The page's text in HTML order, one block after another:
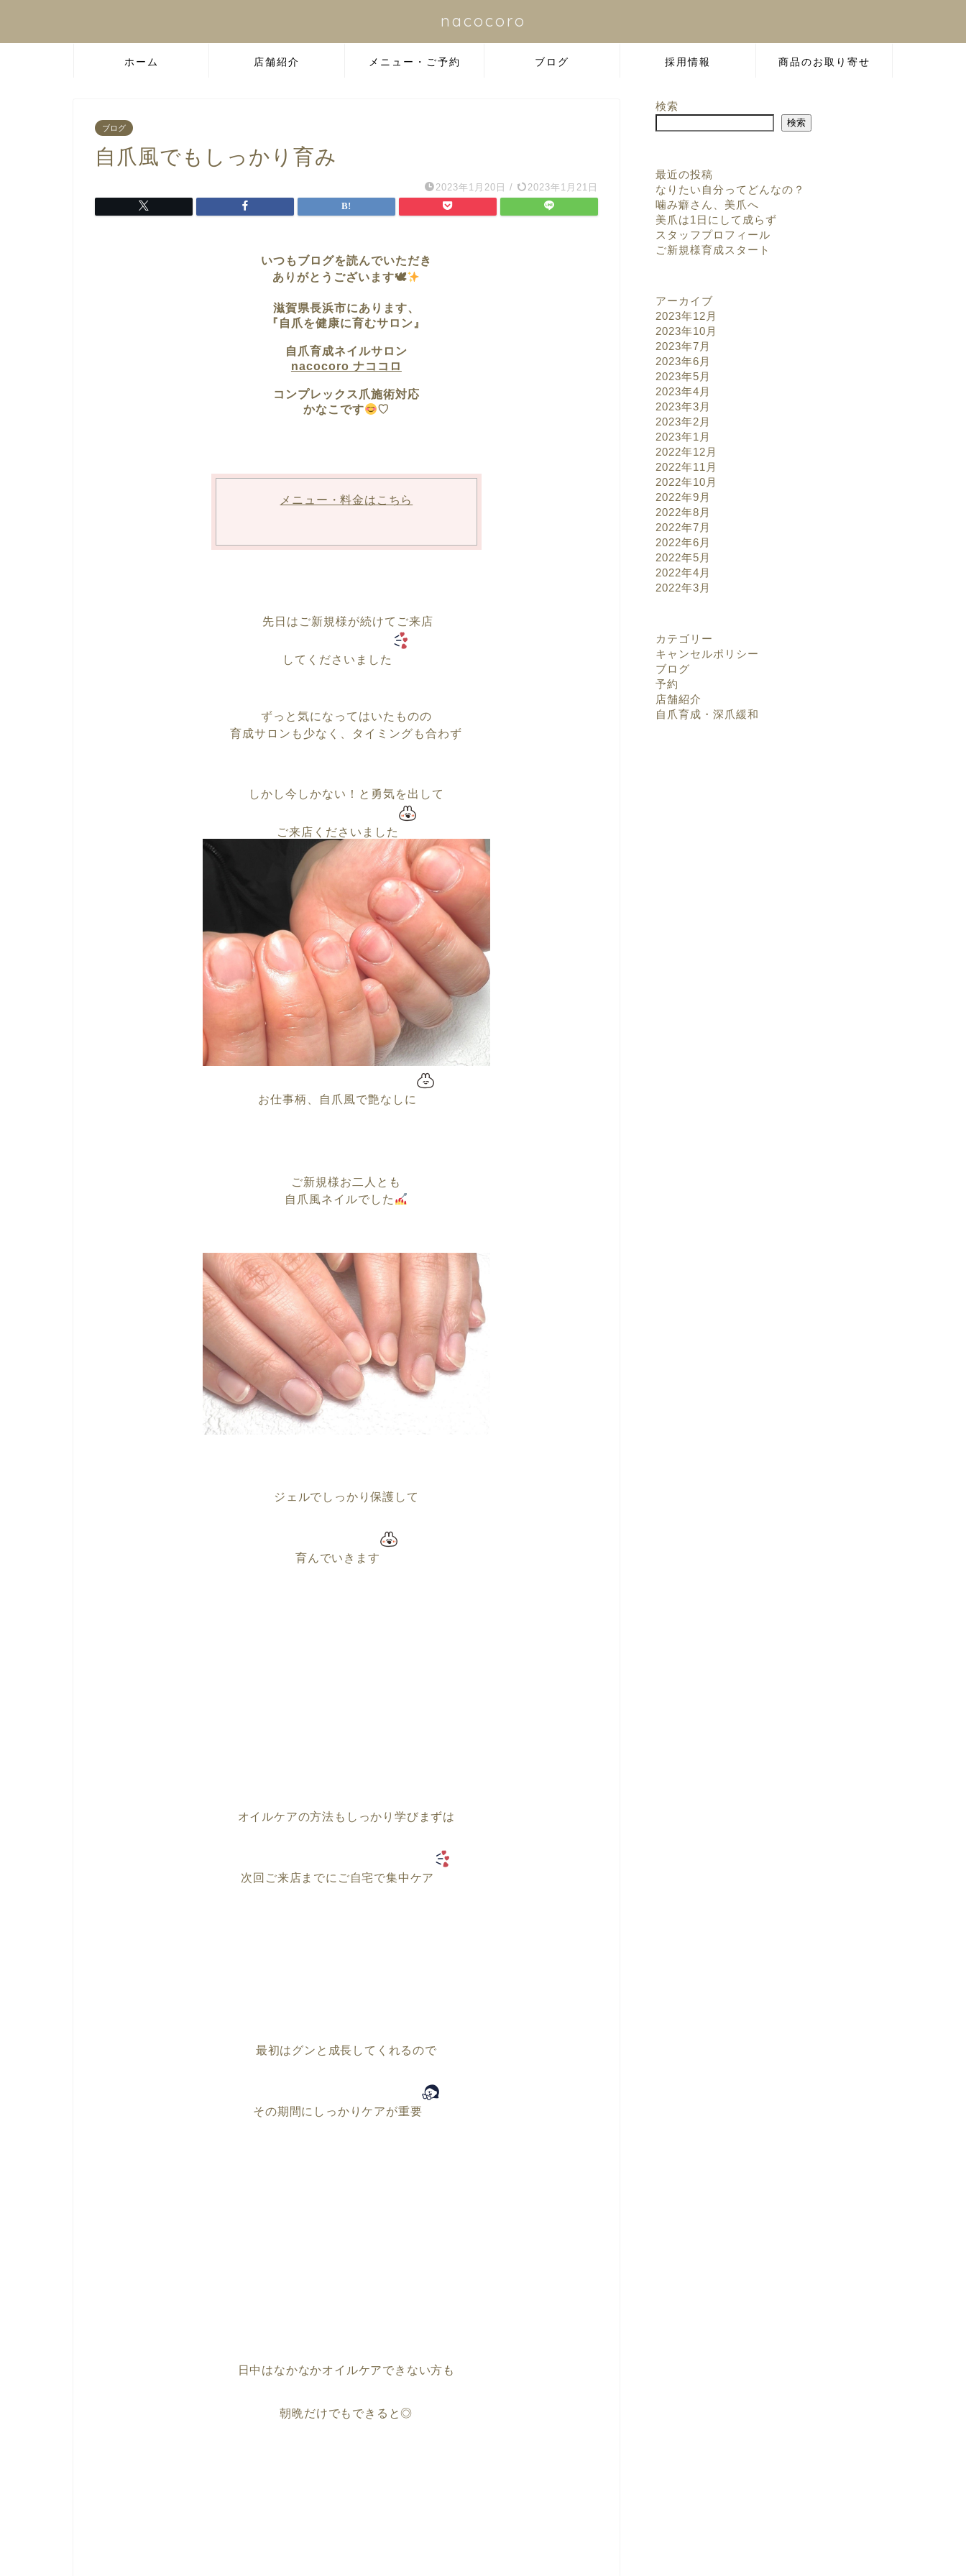
nacocoro
ホーム 店舗紹介 メニュー・ご予約 ブログ 採用情報 商品のお取り寄せ
ブログ
自爪風でもしっかり育み
2023年1月20日 / 2023年1月21日
いつもブログを読んでいただき
ありがとうございます🕊
滋賀県長浜市にあります、
『自爪を健康に育むサロン』
自爪育成ネイルサロン
nacocoro ナココロ
コンプレックス爪施術対応
かなこです
♡
メニュー・料金はこちら
先日はご新規様が続けてご来店
してくださいました
ずっと気になってはいたものの
育成サロンも少なく、タイミングも合わず
しかし今しかない！と勇気を出して
ご来店くださいました
お仕事柄、自爪風で艶なしに
ご新規様お二人とも
自爪風ネイルでした
ジェルでしっかり保護して
育んでいきます
オイルケアの方法もしっかり学びまずは
次回ご来店までにご自宅で集中ケア
最初はグンと成長してくれるので
その期間にしっかりケアが重要
日中はなかなかオイルケアできない方も
朝晩だけでもできると◎
検索
検索
最近の投稿
なりたい自分ってどんなの？
噛み癖さん、美爪へ
美爪は1日にして成らず
スタッフプロフィール
ご新規様育成スタート
アーカイブ
2023年12月
2023年10月
2023年7月
2023年6月
2023年5月
2023年4月
2023年3月
2023年2月
2023年1月
2022年12月
2022年11月
2022年10月
2022年9月
2022年8月
2022年7月
2022年6月
2022年5月
2022年4月
2022年3月
カテゴリー
キャンセルポリシー
ブログ
予約
店舗紹介
自爪育成・深爪緩和